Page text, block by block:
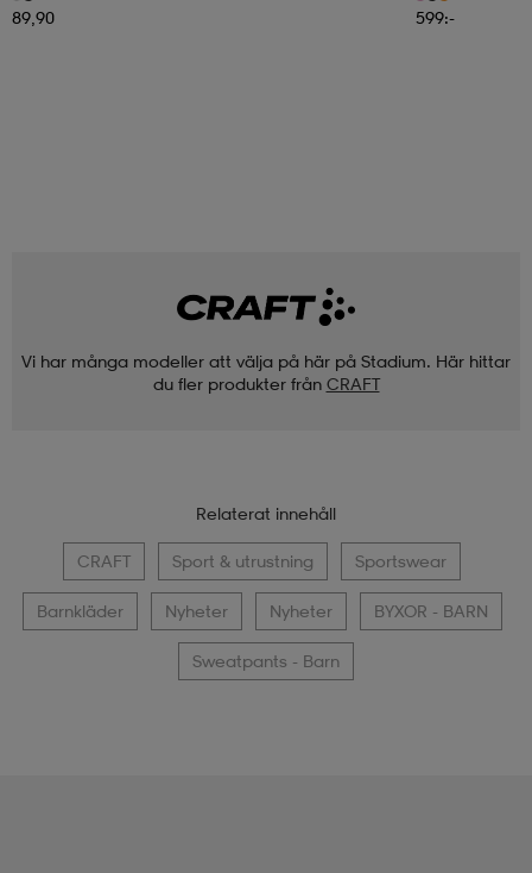
89,90 599:-
Vi har många modeller att välja på här på Stadium. Här hittar
du fler produkter från CRAFT
Relaterat innehåll
CRAFT Sport & utrustning Sportswear
Barnkläder Nyheter Nyheter BYXOR - BARN
Sweatpants - Barn